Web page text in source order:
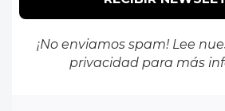
¡No enviamos spam! Lee
privacidadpara más